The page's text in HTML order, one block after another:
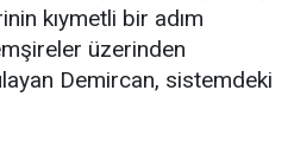
kıymetli bir adım
üzerinden
Demircan, sistemdeki